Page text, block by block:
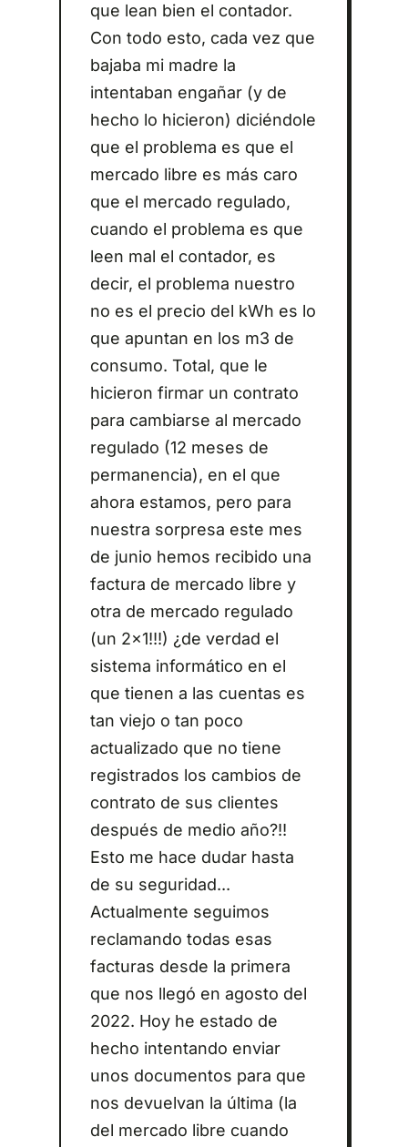
que lean bien el contador.
Con todo esto, cada vez que
bajaba mi madre la
intentaban engañar (y de
hecho lo hicieron) diciéndole
que el problema es que el
mercado libre es más caro
que el mercado regulado,
cuando el problema es que
leen mal el contador, es
decir, el problema nuestro
no es el precio del kWh es lo
que apuntan en los m3 de
consumo. Total, que le
hicieron firmar un contrato
para cambiarse al mercado
regulado (12 meses de
permanencia), en el que
ahora estamos, pero para
nuestra sorpresa este mes
de junio hemos recibido una
factura de mercado libre y
otra de mercado regulado
(un 2x1!!!) ¿de verdad el
sistema informático en el
que tienen a las cuentas es
tan viejo o tan poco
actualizado que no tiene
registrados los cambios de
contrato de sus clientes
después de medio año?!!
Esto me hace dudar hasta
de su seguridad...
Actualmente seguimos
reclamando todas esas
facturas desde la primera
que nos llegó en agosto del
2022. Hoy he estado de
hecho intentando enviar
unos documentos para que
nos devuelvan la última (la
del mercado libre cuando